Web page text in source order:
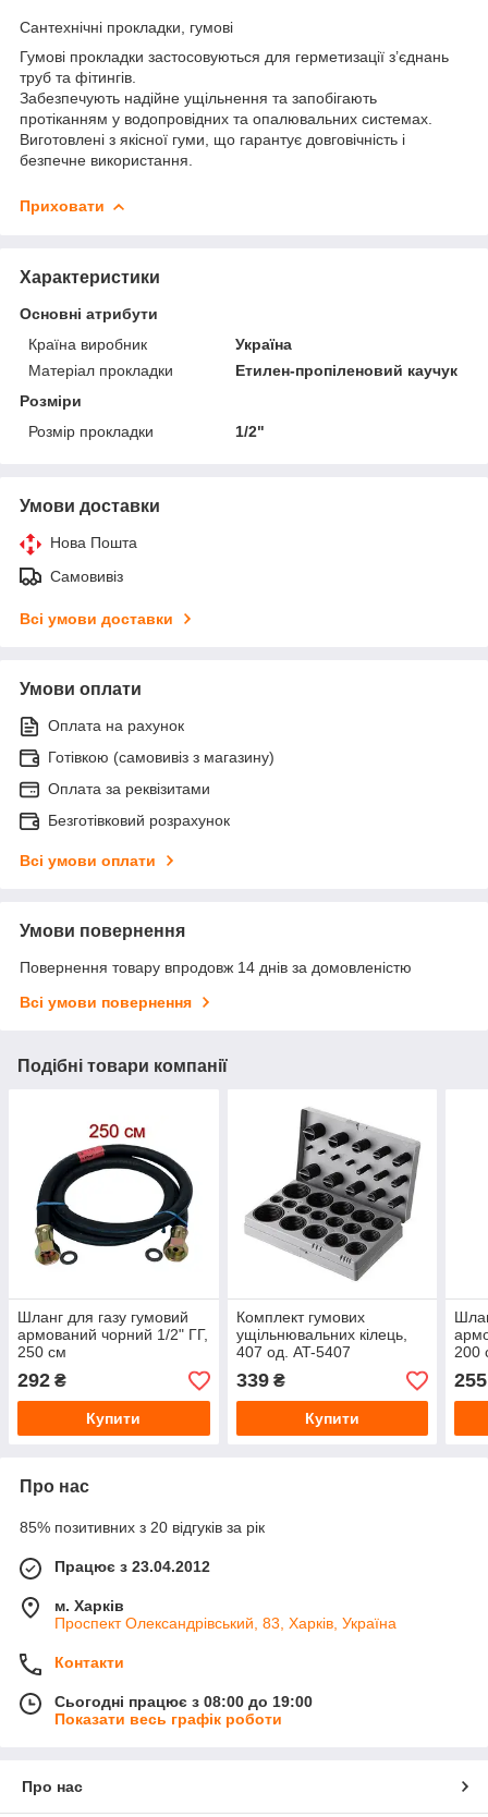
Сантехнічні прокладки, гумові
Гумові прокладки застосовуються для герметизації з’єднань
труб та фітингів.
Забезпечують надійне ущільнення та запобігають
протіканням у водопровідних та опалювальних системах.
Виготовлені з якісної гуми, що гарантує довговічність і
безпечне використання.
Приховати
Характеристики
Основні атрибути
Країна виробник
Україна
Матеріал прокладки
Етилен-пропіленовий каучук
Розміри
Розмір прокладки
1/2"
Умови доставки
Нова Пошта
Самовивіз
Всі умови доставки
Умови оплати
Оплата на рахунок
Готівкою (самовивіз з магазину)
Оплата за реквізитами
Безготівковий розрахунок
Всі умови оплати
Умови повернення
Повернення товару впродовж 14 днів за домовленістю
Всі умови повернення
Подібні товари компанії
Шланг для газу гумовий
армований чорний 1/2" ГГ,
250 см
292 ₴
Купити
Комплект гумових
ущільнювальних кілець,
407 од. AT-5407
339₴
Купити
200
255
Про нас
85% позитивних з 20 відгуків за рік
Працює з 23.04.2012
м. Харків
Проспект Олександрівський, 83, Харків, Україна
Контакти
Сьогодні працює з 08:00 до 19:00
Показати весь графік роботи
Про нас